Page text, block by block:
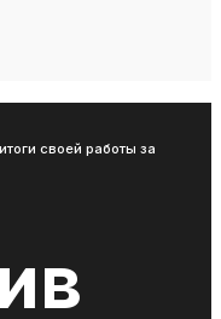
своей работы за